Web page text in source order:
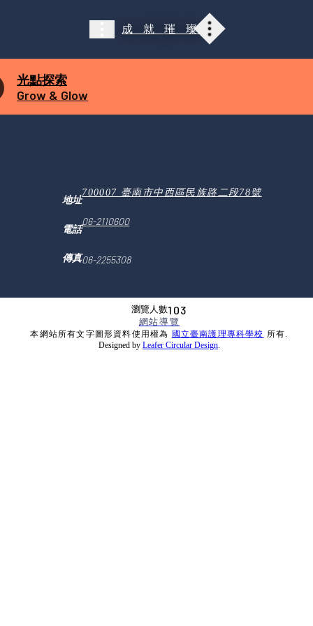
展覽介紹
光點探索
光輝廊道
引航星光
一同璀璨
成就璀璨
展覽介紹
光點探索
Grow & Glow
地址
700007 臺南市中西區民族路二段78號
電話
06-2110600
傳真06-2255308
本網站所有文字圖形資料使用權為 國立臺南護理專科學校 所有.
Designed by Leafer Circular Design.
網站導覽
瀏覽人數103